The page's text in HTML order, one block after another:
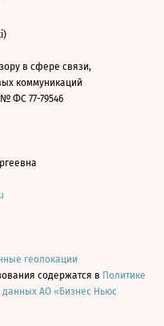
в сфере связи,
коммуникаций
ФС 77-79546
геолокации
содержатся в Политике
АО «Бизнес Ньюс